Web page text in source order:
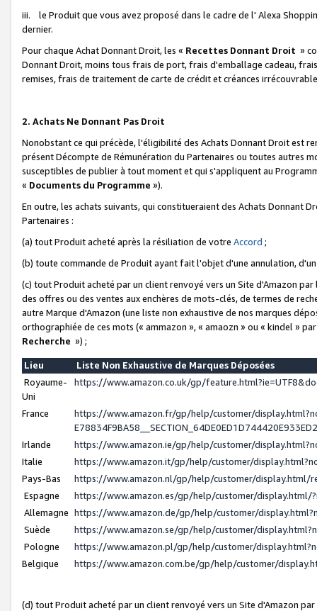
iii. le Produit que vous avez proposé dans le cadre de l' Alexa
dernier.
Pour chaque Achat Donnant Droit, les « Recettes Donnant Droit »
Donnant Droit, moins tous frais de port, frais d'emballage cadeau,
remises, frais de traitement de carte de crédit et créances
2. Achats Ne Donnant Pas Droit
Nonobstant ce qui précède, l'éligibilité des Achats Donnant Droit est
présent Décompte de Rémunération du Partenaires ou toutes autres
susceptibles de publier à tout moment et qui s'appliquent au
« Documents du Programme »).
En outre, les achats suivants, qui constitueraient des Achats Donnant
Partenaires :
(a) tout Produit acheté après la résiliation de votre Accord ;
(b) toute commande de Produit ayant fait l'objet d'une annulation,
(c) tout Produit acheté par un client renvoyé vers un Site d'Amazon
des offres ou des ventes aux enchères de mots-clés, de termes de
autre Marque d'Amazon (une liste non exhaustive de nos marques
orthographiée de ces mots (« ammazon », « amaozn » ou « kindel »
Recherche ») ;
Lieu
Liste Non Exhaustive de Marques Déposées
Royaume-
Uni
https://www.amazon.co.uk/gp/
France
https://www.amazon.fr/gp/help/customer/
Irlande
https://www.amazon.ie/gp/help/customer/
Italie
https://www.amazon.it/gp/help/customer/
Pays-Bas
https://www.amazon.nl/gp/help/customer/display.html/
Espagne
https://www.amazon.es/gp/help/customer/display.html/
Allemagne https://www.amazon.de/gp/help/customer/
Suède
https://www.amazon.se/gp/help/customer/
Pologne
https://www.amazon.pl/gp/help/customer/
Belgique
https://www.amazon.com.be/gp/help/customer/
(d) tout Produit acheté par un client renvoyé vers un Site d'Amazon